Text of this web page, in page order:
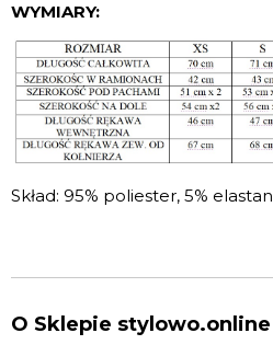
WYMIARY:
Skład: 95% poliester, 5% elastan
O Sklepie stylowo.online